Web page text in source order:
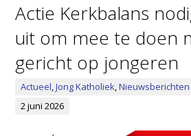
Actie Kerkbalans
uit om mee te doen
gericht op jongeren
Actueel,Jong Katholiek,
2 juni 2026